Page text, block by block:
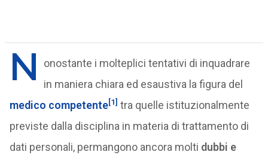
N
onostante i molteplici tentativi di inquadrare
in maniera chiara ed esaustiva la figura del
medico competente[1] tra quelle istituzionalmente
previste dalla disciplina in materia di trattamento di
dati personali, permangono ancora molti dubbi e